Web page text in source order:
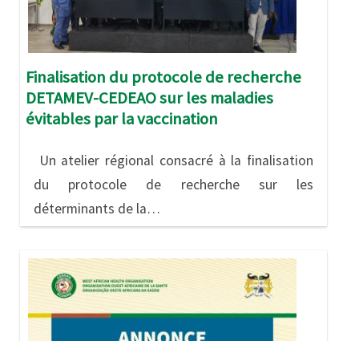
Finalisation du protocole de recherche
DETAMEV-CEDEAO sur les maladies
évitables par la vaccination
Un atelier régional consacré à la finalisation
du protocole de recherche sur les
déterminants de la…
Image